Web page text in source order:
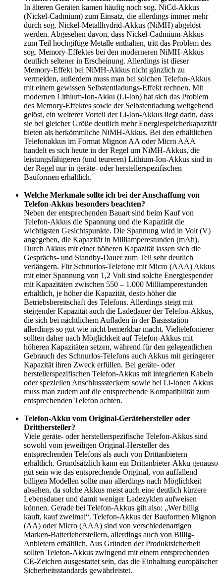
In älteren Geräten kamen häufig noch sog. NiCd-Akkus
(Nickel-Cadmium) zum Einsatz, die allerdings immer mehr
durch sog. Nickel-Metallhydrid-Akkus (NiMH) abgelöst
werden. Abgesehen davon, dass Nickel-Cadmium-Akkus
zum Teil hochgiftige Metalle enthalten, tritt das Problem des
sog. Memory-Effektes bei den moderneren NiMH-Akkus
deutlich seltener in Erscheinung. Allerdings ist dieser
Memory-Effekt bei NiMH-Akkus nicht gänzlich zu
vermeiden, außerdem muss man bei solchen Telefon-Akkus
mit einem gewissen Selbstentladungs-Effekt rechnen. Mit
modernen Lithium-Ion-Akku (Li-Ion) hat sich das Problem
des Memory-Effektes sowie der Selbstentladung weitgehend
gelöst, ein weiterer Vorteil der Li-Ion-Akkus liegt darin, dass
sie bei gleicher Größe deutlich mehr Energiespeicherkapazität
bieten als herkömmliche NiMH-Akkus. Bei den erhältlichen
Telefonakkus im Format Mignon AA oder Micro AAA
handelt es sich heute in der Regel um NiMH-Akkus, die
leistungsfähigeren (und teureren) Lithium-Ion-Akkus sind in
der Regel nur in geräte- oder herstellerspezifischen
Bauformen erhältlich.
Welche Merkmale sollte ich bei der Anschaffung von
Telefon-Akkus besonders beachten?
Neben der entsprechenden Bauart sind beim Kauf von
Telefon-Akkus die Spannung und die Kapazität die
wichtigsten Gesichtspunkte. Die Spannung wird in Volt (V)
angegeben, die Kapazität in Milliamperestunden (mAh).
Durch Akkus mit einer höheren Kapazität lassen sich die
Gesprächs- und Standby-Dauer zum Teil sehr deutlich
verlängern. Für Schnurlos-Telefone mit Micro (AAA) Akkus
mit einer Spannung von 1,2 Volt sind solche Energiespender
mit Kapazitäten zwischen 550 – 1.000 Milliamperestunden
erhältlich, je höher die Kapazität, desto höher die
Betriebsbereitschaft des Telefons. Allerdings steigt mit
steigender Kapazität auch die Ladedauer der Telefon-Akkus,
die sich bei nächtlichem Aufladen in der Basisstation
allerdings so gut wie nicht bemerkbar macht. Vieltelefonierer
sollten daher nach Möglichkeit auf Telefon-Akkus mit
höheren Kapazitäten setzen, während für den gelegentlichen
Gebrauch des Schnurlos-Telefons auch Akkus mit geringerer
Kapazität ihren Zweck erfüllen. Bei geräte- oder
herstellerspezifischen Telefon-Akkus mit integrierten Kabeln
oder speziellen Anschlusssteckern sowie bei Li-Ionen Akkus
muss man zudem auf die entsprechende Kompatibilität zum
entsprechenden Telefon achten.
Telefon-Akku vom Original-Gerätehersteller oder
Dritthersteller?
Viele geräte- oder herstellerspezifische Telefon-Akkus sind
sowohl vom jeweiligen Original-Hersteller des
entsprechenden Telefons als auch von Drittanbietern
erhältlich. Grundsätzlich kann ein Drittanbieter-Akku genauso
gut sein wie das entsprechende Original, von auffallend
billigen Modellen sollte man allerdings nach Möglichkeit
absehen, da solche Akkus meist auch eine deutlich kürzere
Lebensdauer und damit weniger Ladezyklen aufweisen
können. Gerade bei Telefon-Akkus gilt also: „Wer billig
kauft, kauf zweimal“. Telefon-Akkus der Bauformen Mignon
(AA) oder Micro (AAA) sind von verschiedenartigen
Marken-Batterieherstellern, allerdings auch von Billig-
Anbietern erhältlich. Aus Gründen der Produktsicherheit
sollten Telefon-Akkus zwingend mit einem entsprechenden
CE-Zeichen ausgestattet sein, das die Einhaltung europäischer
Sicherheitsstandards gewährleistet.